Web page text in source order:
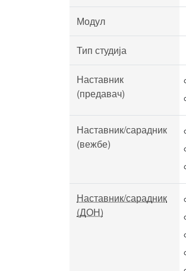
Модул
Тип студија
Наставник
(предавач)
Наставник/сарадник
(вежбе)
Наставник/сарадник
(ДОН)